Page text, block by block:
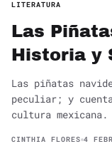
LITERATURA
Las
Historia y
Las piñatas
peculiar; y
cultura mexicana.
CINTHIA FLORES 4